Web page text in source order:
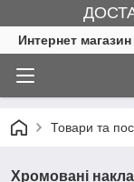
Интернет
Товари та
Хромовані